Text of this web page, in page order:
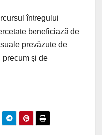
întregului
beneficiază de
prevăzute de
precum și de